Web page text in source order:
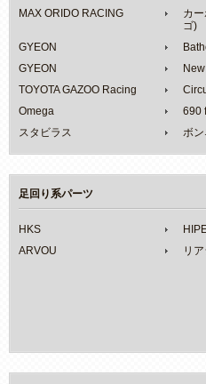
MAX ORIDO RACING
カ
ゴ)
GYEON
GYEON
TOYOTA GAZOO Racing
Omega
690
スタビラス
ボ
足回り系パーツ
HKS
ARVOU
リ